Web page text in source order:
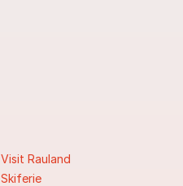
Visit Rauland
Skiferie